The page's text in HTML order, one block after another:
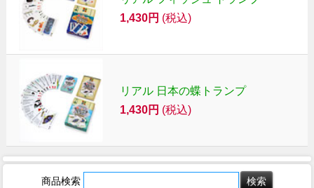
1,430円 (税込)
リアル 日本の蝶トランプ
1,430円 (税込)
商品検索